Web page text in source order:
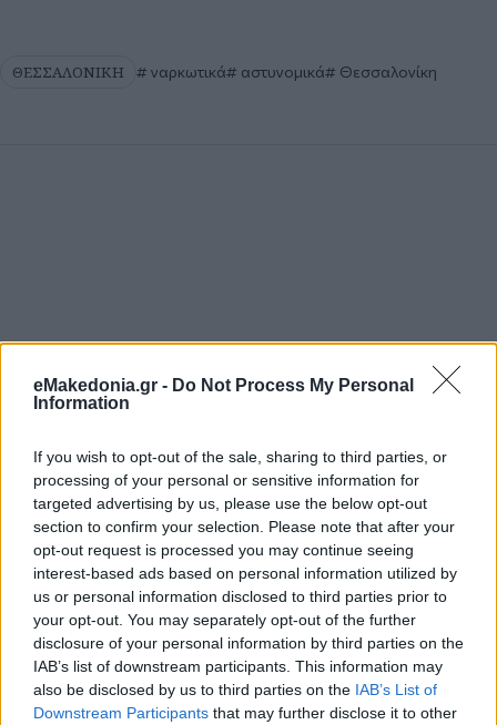
eMakedonia.gr - Do Not Process My Personal
Information
If you wish to opt-out of the sale, sharing to third parties, or
processing of your personal or sensitive information for
targeted advertising by us, please use the below opt-out
section to confirm your selection. Please note that after your
opt-out request is processed you may continue seeing
interest-based ads based on personal information utilized by
us or personal information disclosed to third parties prior to
your opt-out. You may separately opt-out of the further
disclosure of your personal information by third parties on the
IAB’s list of downstream participants. This information may
also be disclosed by us to third parties on the IAB’s List of
Downstream Participants that may further disclose it to other
ΘΕΣΣΑΛΟΝΙΚΗ ναρκωτικά αστυνομικά Θεσσαλονίκη